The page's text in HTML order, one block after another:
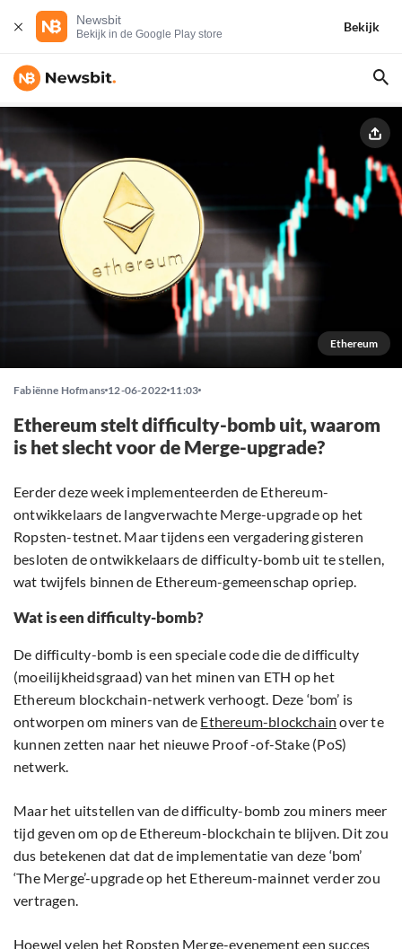
Newsbit
Bekijk in de Google Play store
Bekijk
Ethereum
Fabiënne Hofmans 12-06-2022 11:03
Ethereum stelt difficulty-bomb uit, waarom
is het slecht voor de Merge-upgrade?
Eerder deze week implementeerden de Ethereum-
ontwikkelaars de langverwachte Merge-upgrade op het
Ropsten-testnet. Maar tijdens een vergadering gisteren
besloten de ontwikkelaars de difficulty-bomb uit te stellen,
wat twijfels binnen de Ethereum-gemeenschap opriep.
Wat is een difficulty-bomb?
De difficulty-bomb is een ​​speciale code die de difficulty
(moeilijkheidsgraad) van het minen van ETH op het
Ethereum blockchain-netwerk verhoogt. Deze ‘bom’ is
ontworpen om miners van de Ethereum-blockchain over te
kunnen zetten naar het nieuwe Proof -of-Stake (PoS)
netwerk.
Maar het uitstellen van de difficulty-bomb zou miners meer
tijd geven om op de Ethereum-blockchain te blijven. Dit zou
dus betekenen dat dat de implementatie van deze ‘bom’
‘The Merge’-upgrade op het Ethereum-mainnet verder zou
vertragen.
Hoewel velen het Ropsten Merge-evenement een succes